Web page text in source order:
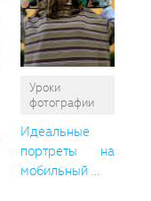
Уроки
фотографии
Идеальные
портреты на
мобильный ...